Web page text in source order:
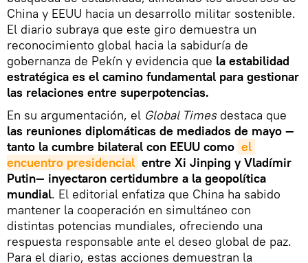
China y EEUU hacia un desarrollo militar sostenible.
El diario subraya que este giro demuestra un
reconocimiento global hacia la sabiduría de
gobernanza de Pekín y evidencia que la estabilidad
estratégica es el camino fundamental para gestionar
las relaciones entre superpotencias.
En su argumentación, el Global Timesdestaca que
las reuniones diplomáticas de mediados de mayo —
tanto la cumbre bilateral con EEUU como el
encuentro presidencial entre Xi Jinping y Vladímir
Putin— inyectaron certidumbre a la geopolítica
mundial. El editorial enfatiza que China ha sabido
mantener la cooperación en simultáneo con
distintas potencias mundiales, ofreciendo una
respuesta responsable ante el deseo global de paz.
Para el diario, estas acciones demuestran la